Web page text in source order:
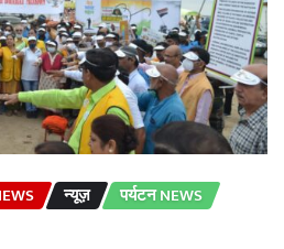
न्यूज़
पर्यटन NEWS